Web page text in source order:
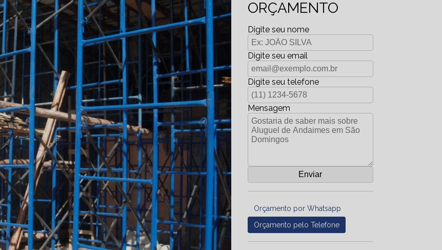
ORÇAMENTO
Digite seu nome
Digite seu email
Digite seu telefone
Mensagem
Orçamento por Whatsapp
Orçamento pelo Telefone